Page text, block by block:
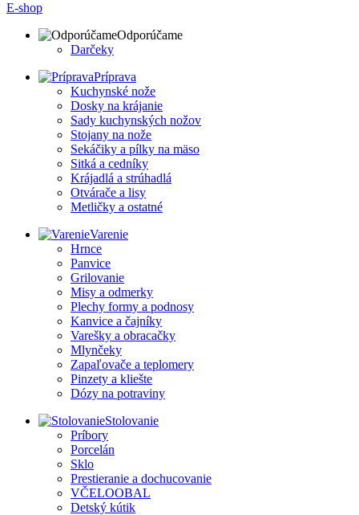
E-shop
Odporúčame
Darčeky
Príprava
Kuchynské nože
Dosky na krájanie
Sady kuchynských nožov
Stojany na nože
Sekáčiky a pílky na mäso
Sitká a cedníky
Krájadlá a strúhadlá
Otvárače a lisy
Metličky a ostatné
Varenie
Hrnce
Panvice
Grilovanie
Misy a odmerky
Plechy formy a podnosy
Kanvice a čajníky
Varešky a obracačky
Mlynčeky
Zapaľovače a teplomery
Pinzety a kliešte
Dózy na potraviny
Stolovanie
Príbory
Porcelán
Sklo
Prestieranie a dochucovanie
VČELOOBAL
Detský kútik